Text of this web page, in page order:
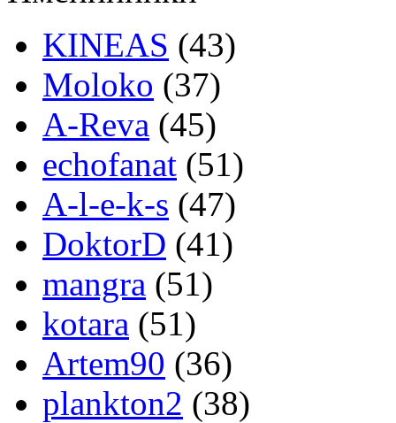
KINEAS (43)
Moloko (37)
A-Reva (45)
echofanat (51)
A-l-e-k-s (47)
DoktorD (41)
mangra (51)
kotara (51)
Artem90 (36)
plankton2 (38)